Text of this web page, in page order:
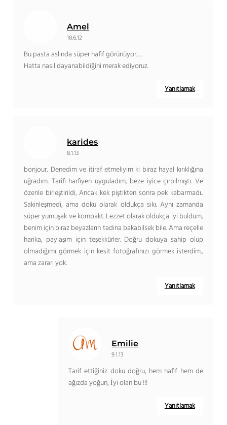
Amel
18.6.12
Bu pasta aslında süper hafif görünüyor.…
Hatta nasıl dayanabildiğini merak ediyoruz.
Yanıtlamak
karides
8.1.13
bonjour, Denedim ve itiraf etmeliyim ki biraz hayal kırıklığına
uğradım. Tarifi harfiyen uyguladım, beze iyice çırpılmıştı. Ve
özenle birleştirildi, Ancak kek piştikten sonra pek kabarmadı..
Sakinleşmedi, ama doku olarak oldukça sıkı. Aynı zamanda
süper yumuşak ve kompakt. Lezzet olarak oldukça iyi buldum,
benim için biraz beyazların tadına bakabilsek bile. Ama reçelle
harika, paylaşım için teşekkürler. Doğru dokuya sahip olup
olmadığımı görmek için kesit fotoğrafınızı görmek isterdim.,
ama zararı yok.
Yanıtlamak
Emilie
9.1.13
Tarif ettiğiniz doku doğru, hem hafif hem de
ağızda yoğun, İyi olan bu !!!
Yanıtlamak